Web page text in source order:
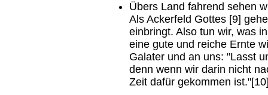
Übers Land fahrend sehen
Als Ackerfeld Gottes [9]
einbringt. Also tun wir, was
eine gute und reiche Ernte
Galater und an uns: "Lasst
denn wenn wir darin nicht
Zeit dafür gekommen